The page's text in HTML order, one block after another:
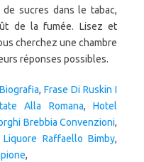
,Frase Di Ruskin I
Alla Romana, Hotel
Brebbia Convenzioni,
Liquore Raffaello Bimby,
,